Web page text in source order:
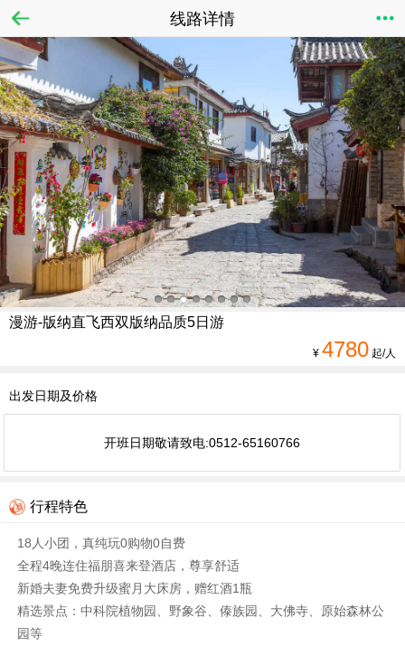
线路详情
漫游-版纳直飞西双版纳品质5日游
¥ 4780 起/人
出发日期及价格
开班日期敬请致电:0512-65160766
行程特色
18人小团，真纯玩0购物0自费
全程4晚连住福朋喜来登酒店，尊享舒适
新婚夫妻免费升级蜜月大床房，赠红酒1瓶
精选景点：中科院植物园、野象谷、傣族园、大佛寺、原始森林公
园等